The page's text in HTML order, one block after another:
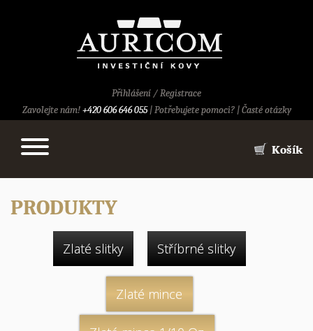
Přihlášení /Registrace
Zavolejte nám!+420 606 646 055|Potřebujete pomoci?|Časté otázky
Košík
PRODUKTY
Zlaté slitky Stříbrné slitky
Zlaté mince